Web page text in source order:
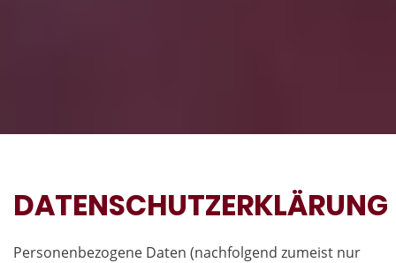
DATENSCHUTZERKLÄRUNG
Personenbezogene Daten (nachfolgend zumeist nur